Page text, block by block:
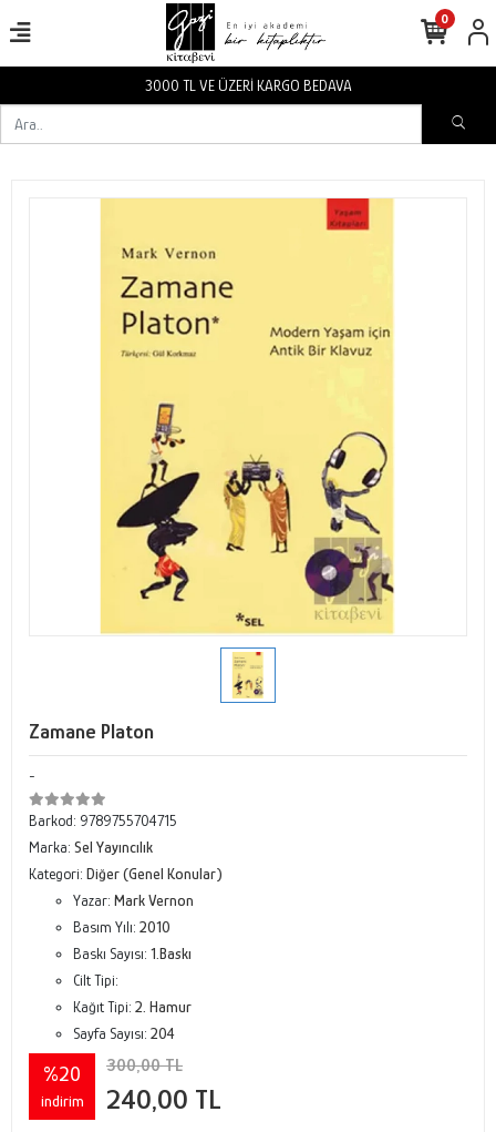
3000 TL VE ÜZERİ KARGO BEDAVA
0
Zamane Platon
-
Barkod: 9789755704715
Marka: Sel Yayıncılık
Kategori: Diğer (Genel Konular)
Yazar: Mark Vernon
Basım Yılı: 2010
Baskı Sayısı: 1.Baskı
Cilt Tipi:
Kağıt Tipi: 2. Hamur
Sayfa Sayısı: 204
%20
indirim
300,00 TL
240,00 TL